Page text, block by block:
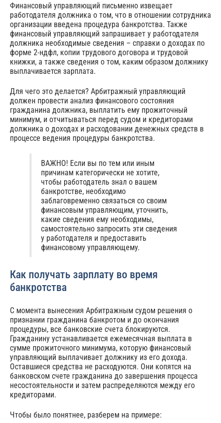
Финансовый управляющий письменно извещает
работодателя должника о том, что в отношении сотрудника
организации введена процедура банкротства. Также
финансовый управляющий запрашивает у работодателя
должника необходимые сведения – справки о доходах по
форме 2-ндфл, копии трудового договора и трудовой
книжки, а также сведения о том, каким образом должнику
выплачивается зарплата.
Для чего это делается? Арбитражный управляющий
должен провести анализ финансового состояния
гражданина должника, выплатить ему прожиточный
минимум, и отчитываться перед судом и кредиторами
должника о доходах и расходовании денежных средств в
процессе ведения процедуры банкротства.
ВАЖНО! Если вы по тем или иным
причинам категорически не хотите,
чтобы работодатель знал о вашем
банкротстве, необходимо
заблаговременно связаться со своим
финансовым управляющим, уточнить,
какие сведения ему необходимы,
самостоятельно запросить эти сведения
у работодателя и предоставить
финансовому управляющему.
Как получать зарплату во время
банкротства
С момента вынесения Арбитражным судом решения о
признании гражданина банкротом и до окончания
процедуры, все банковские счета блокируются.
Гражданину устанавливается ежемесячная выплата в
сумме прожиточного минимума, которую финансовый
управляющий выплачивает должнику из его дохода.
Оставшиеся средства не расходуются. Они копятся на
банковском счете гражданина до завершения процесса
несостоятельности и затем распределяются между его
кредиторами.
Чтобы было понятнее, разберем на примере: